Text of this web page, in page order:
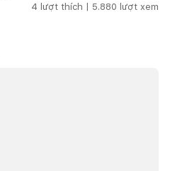
4 lượt thích | 5.880 lượt xem